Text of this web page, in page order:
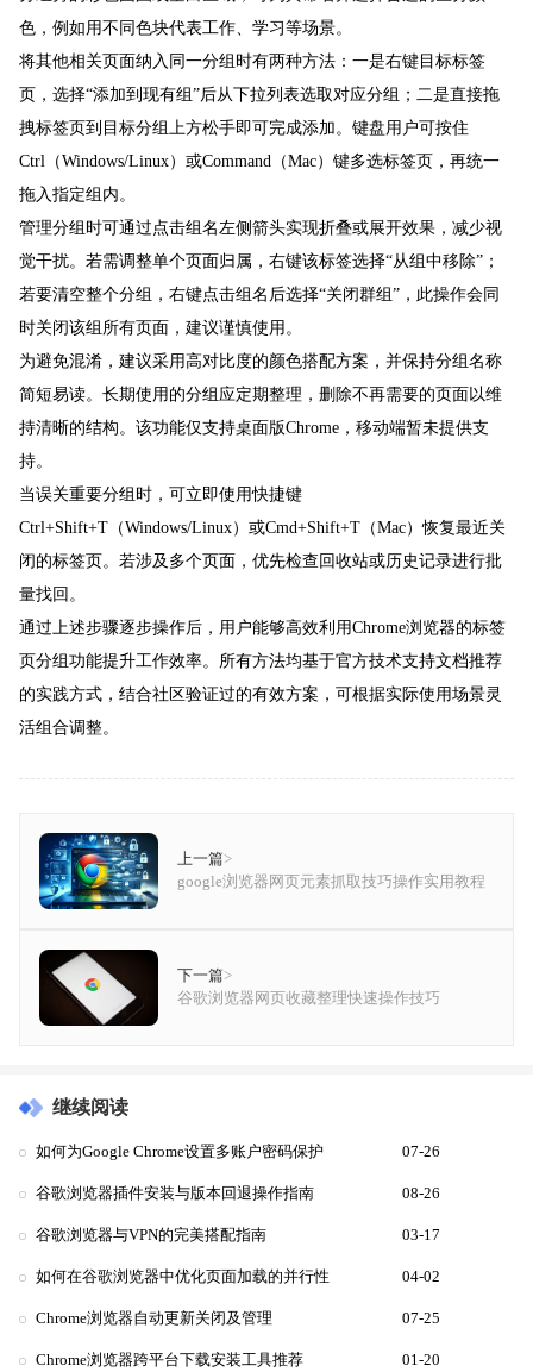
色，例如用不同色块代表工作、学习等场景。
将其他相关页面纳入同一分组时有两种方法：一是右键目标标签
页，选择“添加到现有组”后从下拉列表选取对应分组；二是直接拖
拽标签页到目标分组上方松手即可完成添加。键盘用户可按住
Ctrl（Windows/Linux）或Command（Mac）键多选标签页，再统一
拖入指定组内。
管理分组时可通过点击组名左侧箭头实现折叠或展开效果，减少视
觉干扰。若需调整单个页面归属，右键该标签选择“从组中移除”；
若要清空整个分组，右键点击组名后选择“关闭群组”，此操作会同
时关闭该组所有页面，建议谨慎使用。
为避免混淆，建议采用高对比度的颜色搭配方案，并保持分组名称
简短易读。长期使用的分组应定期整理，删除不再需要的页面以维
持清晰的结构。该功能仅支持桌面版Chrome，移动端暂未提供支
持。
当误关重要分组时，可立即使用快捷键
Ctrl+Shift+T（Windows/Linux）或Cmd+Shift+T（Mac）恢复最近关
闭的标签页。若涉及多个页面，优先检查回收站或历史记录进行批
量找回。
通过上述步骤逐步操作后，用户能够高效利用Chrome浏览器的标签
页分组功能提升工作效率。所有方法均基于官方技术支持文档推荐
的实践方式，结合社区验证过的有效方案，可根据实际使用场景灵
活组合调整。
上一篇>
google浏览器网页元素抓取技巧操作实用教程
下一篇>
谷歌浏览器网页收藏整理快速操作技巧
继续阅读
如何为Google Chrome设置多账户密码保护 07-26
谷歌浏览器插件安装与版本回退操作指南 08-26
谷歌浏览器与VPN的完美搭配指南 03-17
如何在谷歌浏览器中优化页面加载的并行性 04-02
Chrome浏览器自动更新关闭及管理 07-25
Chrome浏览器跨平台下载安装工具推荐 01-20